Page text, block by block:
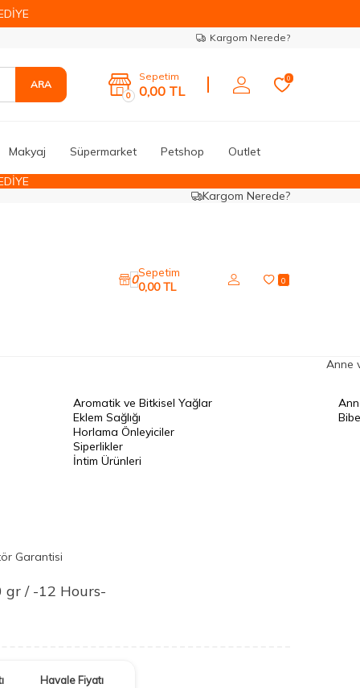
Kargom Nerede?
ARA
0
Sepetim
0,00 TL
0
Makyaj Süpermarket Petshop Outlet
Kargom Nerede?
0Sepetim
0,00TL 0
Aromatik ve Bitkisel Yağlar
Eklem Sağlığı
Horlama Önleyiciler
Siperlikler
İntim Ürünleri
Anne
Garantisi
gr / -12 Hours-
Havale Fiyatı